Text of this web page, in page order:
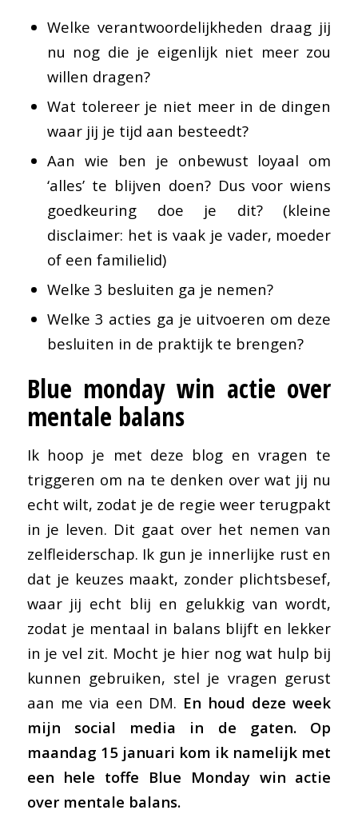
Welke verantwoordelijkheden draag jij
nu nog die je eigenlijk niet meer zou
willen dragen?
Wat tolereer je niet meer in de dingen
waar jij je tijd aan besteedt?
Aan wie ben je onbewust loyaal om
‘alles’ te blijven doen? Dus voor wiens
goedkeuring doe je dit? (kleine
disclaimer: het is vaak je vader, moeder
of een familielid)
Welke 3 besluiten ga je nemen?
Welke 3 acties ga je uitvoeren om deze
besluiten in de praktijk te brengen?
Blue monday win actie over
mentale balans
Ik hoop je met deze blog en vragen te
triggeren om na te denken over wat jij nu
echt wilt, zodat je de regie weer terugpakt
in je leven. Dit gaat over het nemen van
zelfleiderschap. Ik gun je innerlijke rust en
dat je keuzes maakt, zonder plichtsbesef,
waar jij echt blij en gelukkig van wordt,
zodat je mentaal in balans blijft en lekker
in je vel zit. Mocht je hier nog wat hulp bij
kunnen gebruiken, stel je vragen gerust
aan me via een DM. En houd deze week
mijn social media in de gaten. Op
maandag 15 januari kom ik namelijk met
een hele toffe Blue Monday win actie
over mentale balans.